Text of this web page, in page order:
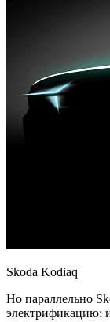
Skoda Kodiaq
Но параллельно
электрификацию: